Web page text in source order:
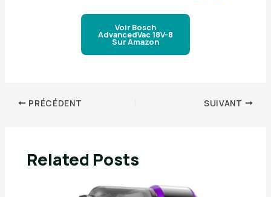
Voir Bosch
AdvancedVac 18V-8
Sur Amazon
PRÉCÉDENT SUIVANT
Related Posts